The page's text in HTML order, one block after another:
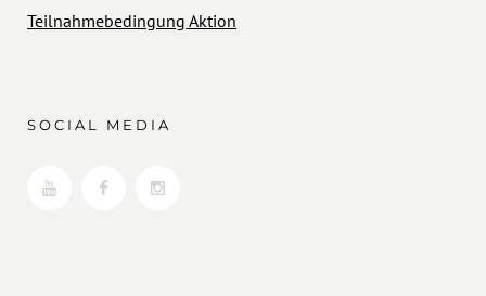
Teilnahmebedingung Aktion
SOCIAL MEDIA